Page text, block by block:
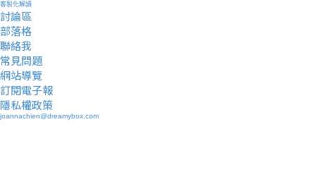
客製化解讀
討論區
部落格
聯絡我
常見問題
網站導覽
訂閱電子報
隱私權政策
joannachien@dreamybox.com